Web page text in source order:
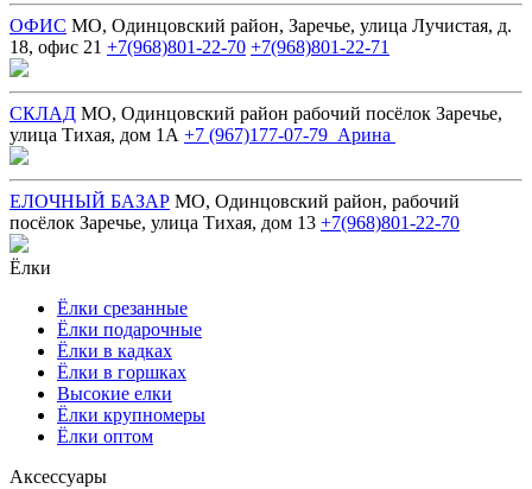
ОФИС МО, Одинцовский район, Заречье, улица Лучистая, д.
18, офис 21 +7(968)801-22-70 +7(968)801-22-71
СКЛАД МО, Одинцовский район рабочий посёлок Заречье,
улица Тихая, дом 1А +7 (967)177-07-79 Арина
ЕЛОЧНЫЙ БАЗАР МО, Одинцовский район, рабочий
посёлок Заречье, улица Тихая, дом 13 +7(968)801-22-70
Ёлки
Ёлки срезанные
Ёлки подарочные
Ёлки в кадках
Ёлки в горшках
Высокие елки
Ёлки крупномеры
Ёлки оптом
Аксессуары